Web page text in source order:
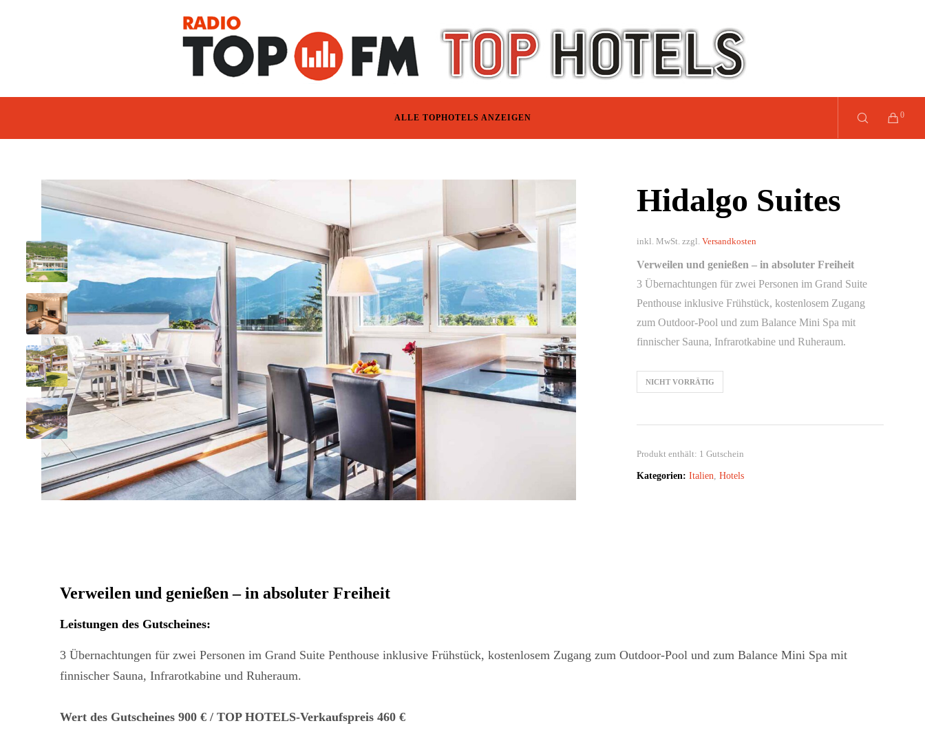
0
ALLE TOPHOTELS ANZEIGEN
Hidalgo Suites
inkl. MwSt. zzgl.Versandkosten
Verweilen und genießen – in absoluter Freiheit
3 Übernachtungen für zwei Personen im Grand Suite
Penthouse inklusive Frühstück, kostenlosem Zugang
zum Outdoor-Pool und zum Balance Mini Spa mit
finnischer Sauna, Infrarotkabine und Ruheraum.
NICHT VORRÄTIG
Produkt enthält: 1Gutschein
Kategorien: Italien,Hotels
Verweilen und genießen – in absoluter Freiheit
Leistungen des Gutscheines:
3 Übernachtungen für zwei Personen im Grand Suite Penthouse inklusive Frühstück, kostenlosem Zugang zum Outdoor-Pool und zum Balance Mini Spa mit
finnischer Sauna, Infrarotkabine und Ruheraum.
Wert des Gutscheines 900 € / TOP HOTELS-Verkaufspreis 460 €